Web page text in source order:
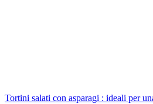
Tortini salati con asparagi : ideali per